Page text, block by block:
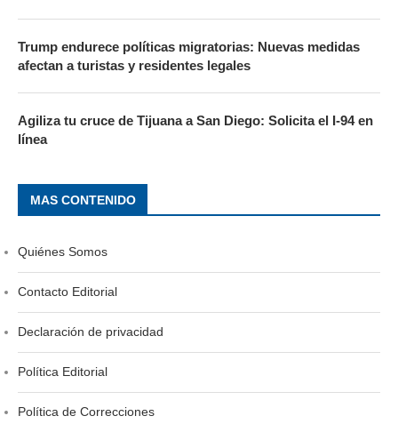
Trump endurece políticas migratorias: Nuevas medidas
afectan a turistas y residentes legales
Agiliza tu cruce de Tijuana a San Diego: Solicita el I-94 en
línea
MAS CONTENIDO
Quiénes Somos
Contacto Editorial
Declaración de privacidad
Política Editorial
Política de Correcciones